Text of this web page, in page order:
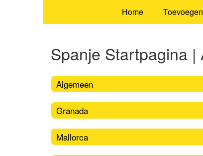
Home Toevoegen
Spanje Startpagina |
Algemeen
Granada
Mallorca